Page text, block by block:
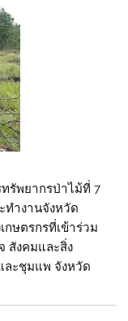
พยากรป่าไม้ที่ 7
ทำงานจังหวัด
ษตรกรที่เข้าร่วม
สังคมและสิ่ง
ละชุมแพ จังหวัด